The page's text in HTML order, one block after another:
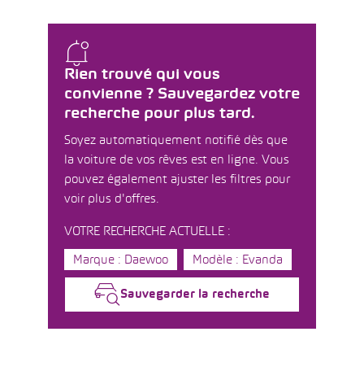
Rien trouvé qui vous
convienne ? Sauvegardez votre
recherche pour plus tard.
Soyez automatiquement notifié dès que
la voiture de vos rêves est en ligne. Vous
pouvez également ajuster les filtres pour
voir plus d'offres.
VOTRE RECHERCHE ACTUELLE :
Marque : Daewoo Modèle : Evanda
Sauvegarder la recherche